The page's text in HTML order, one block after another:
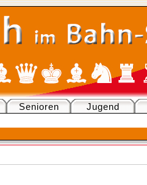
Senioren Jugend